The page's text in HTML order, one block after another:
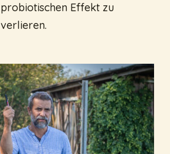
probiotischen Effekt zu
verlieren.